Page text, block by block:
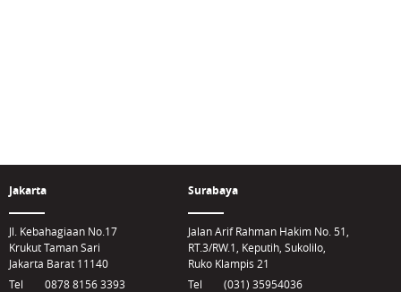
Jakarta
Jl. Kebahagiaan No.17
Krukut Taman Sari
Jakarta Barat 11140
Tel
0878 8156 3393
Surabaya
Jalan Arif Rahman Hakim No. 51,
RT.3/RW.1, Keputih, Sukolilo,
Ruko Klampis 21
Tel
(031) 35954036